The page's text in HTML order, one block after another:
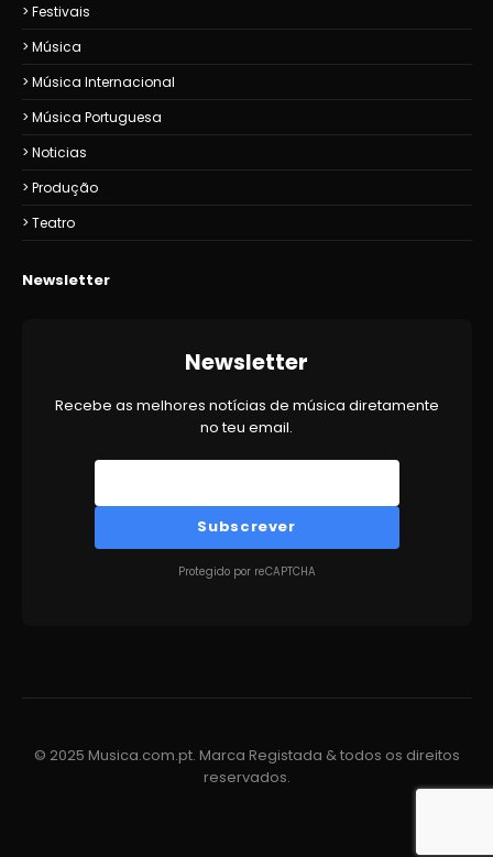
Festivais
Música
Música Internacional
Música Portuguesa
Noticias
Produção
Teatro
Newsletter
Newsletter
Recebe as melhores notícias de música diretamente
no teu email.
Subscrever
Protegido por reCAPTCHA
© 2025 Musica.com.pt. Marca Registada & todos os direitos
reservados.